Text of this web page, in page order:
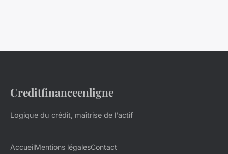
Creditfinanceenligne
Logique du crédit, maîtrise de l'actif
AccueilMentions légalesContact